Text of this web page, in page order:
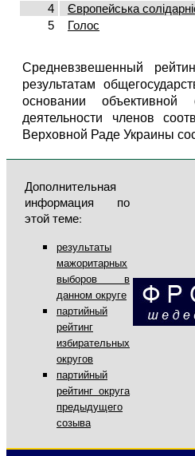
4
Європейська
5
Голос
Средневзвешенный
результатам
основании объективной
деятельности членов
Верховной Раде Украины
Дополнительная
информация по
этой теме:
результаты
мажоритарных
выборов в
данном округе
партийный
рейтинг
избирательных
округов
партийный
рейтинг округа
предыдущего
созыва